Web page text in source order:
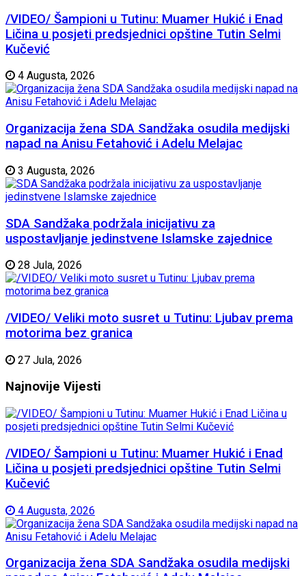
/VIDEO/ Šampioni u Tutinu: Muamer Hukić i Enad
Ličina u posjeti predsjednici opštine Tutin Selmi
Kučević
4 Augusta, 2026
Organizacija žena SDA Sandžaka osudila medijski
napad na Anisu Fetahović i Adelu Melajac
3 Augusta, 2026
SDA Sandžaka podržala inicijativu za
uspostavljanje jedinstvene Islamske zajednice
28 Jula, 2026
/VIDEO/ Veliki moto susret u Tutinu: Ljubav prema
motorima bez granica
27 Jula, 2026
Najnovije Vijesti
/VIDEO/ Šampioni u Tutinu: Muamer Hukić i Enad
Ličina u posjeti predsjednici opštine Tutin Selmi
Kučević
4 Augusta, 2026
Organizacija žena SDA Sandžaka osudila medijski